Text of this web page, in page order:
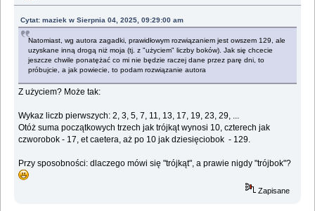
Cytat: maziek w Sierpnia 04, 2025, 09:29:00 am
Natomiast, wg autora zagadki, prawidłowym rozwiązaniem jest owszem 129, ale
uzyskane inną drogą niż moja (tj. z "użyciem" liczby boków). Jak się chcecie
jeszcze chwile ponatężać co mi nie będzie raczej dane przez parę dni, to
próbujcie, a jak powiecie, to podam rozwiązanie autora
Z użyciem? Może tak:
Wykaz liczb pierwszych: 2, 3, 5, 7, 11, 13, 17, 19, 23, 29, ...
Otóż suma początkowych trzech jak trójkąt wynosi 10, czterech jak
czworobok - 17, et caetera, aż po 10 jak dziesięciobok - 129.
Przy sposobności: dlaczego mówi się "trójkąt", a prawie nigdy "trójbok"?
Zapisane